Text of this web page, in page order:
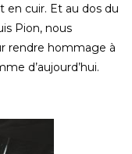
en cuir. Et au dos du
Pion, nous
rendre hommage à
d’aujourd’hui.